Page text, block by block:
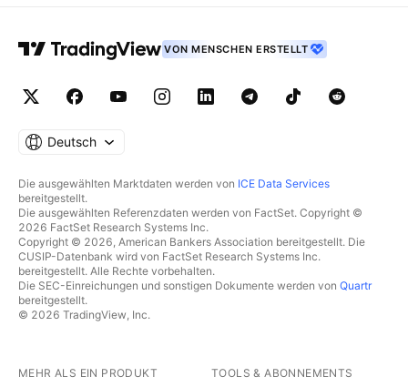
VON MENSCHEN ERSTELLT
Deutsch
Die ausgewählten Marktdaten werden von ICE Data Services
bereitgestellt.
Die ausgewählten Referenzdaten werden von FactSet. Copyright ©
2026 FactSet Research Systems Inc.
Copyright © 2026, American Bankers Association bereitgestellt. Die
CUSIP-Datenbank wird von FactSet Research Systems Inc.
bereitgestellt. Alle Rechte vorbehalten.
Die SEC-Einreichungen und sonstigen Dokumente werden von Quartr
bereitgestellt.
© 2026 TradingView, Inc.
MEHR ALS EIN PRODUKT TOOLS & ABONNEMENTS